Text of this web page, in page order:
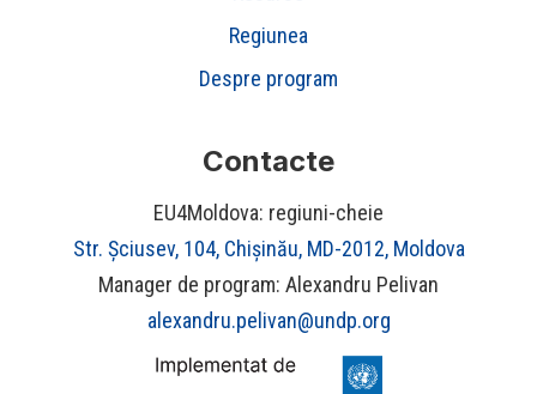
Regiunea
Despre program
Contacte
EU4Moldova: regiuni-cheie
Str. Șciusev, 104, Chișinău, MD-2012, Moldova
Manager de program: Alexandru Pelivan
alexandru.pelivan@undp.org